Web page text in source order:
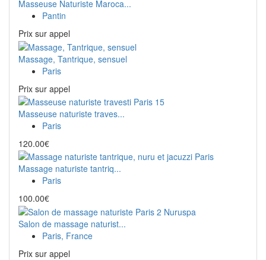
Masseuse Naturiste Maroca...
Pantin
Prix ​​sur appel
Massage, Tantrique, sensuel
Paris
Prix ​​sur appel
Masseuse naturiste traves...
Paris
120.00€
Massage naturiste tantriq...
Paris
100.00€
Salon de massage naturist...
Paris, France
Prix ​​sur appel